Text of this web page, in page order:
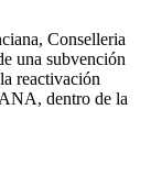
Conselleria
una subvención
reactivación
dentro de la